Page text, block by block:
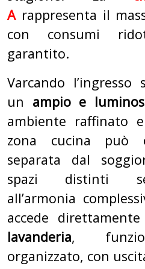
A rappresenta il
con consumi
garantito.
Varcando
un ampio e
ambiente raffinato
zona cucina può
separata dal
spazi distinti
all’armonia
accede
lavanderia,
organizzato, con